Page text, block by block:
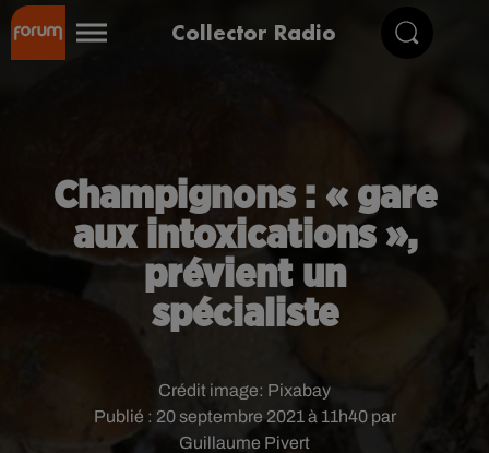
Collector Radio
Champignons : « gare
aux intoxications »,
prévient un
spécialiste
Publié : 20 septembre 2021 à 11h40 par
Guillaume Pivert
Crédit image: Pixabay